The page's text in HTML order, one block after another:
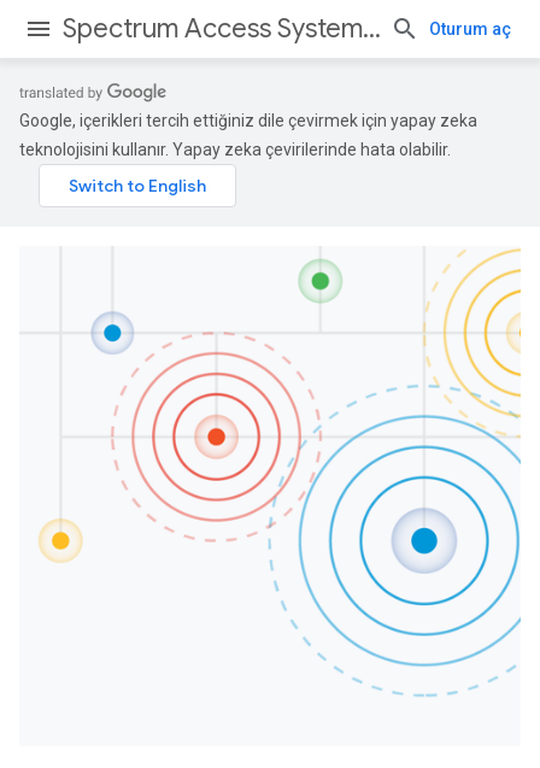
Spectrum Access System APIs Oturum aç
Google, içerikleri tercih ettiğiniz dile çevirmek için yapay zeka
teknolojisini kullanır. Yapay zeka çevirilerinde hata olabilir.